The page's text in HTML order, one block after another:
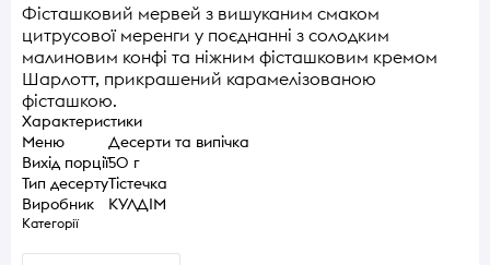
Фісташковий мервей з вишуканим смаком
цитрусової меренги у поєднанні з солодким
малиновим конфі та ніжним фісташковим кремом
Шарлотт, прикрашений карамелізованою
фісташкою.
Характеристики
Меню
Десерти та випічка
Вихід порції50 г
Тип десертуТістечка
Виробник
КУЛДІМ
Категорії